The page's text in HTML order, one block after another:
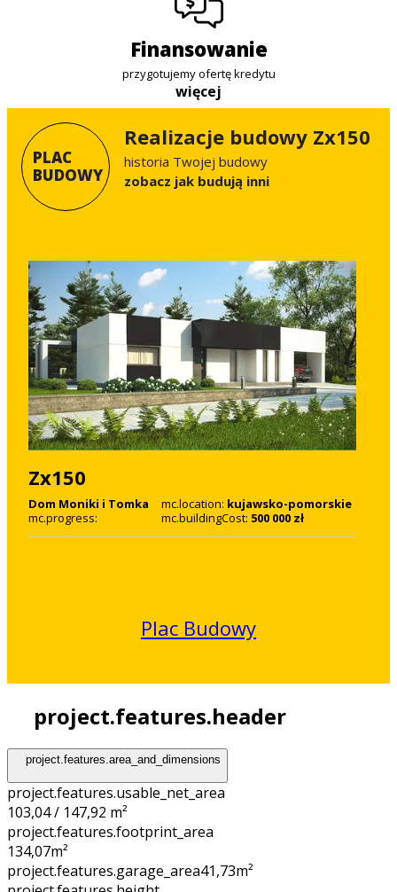
finansowanie
przygotujemy ofertę kredytu
więcej
PLAC
BUDOWY
Realizacje budowy Zx150
historia Twojej budowy
Zobacz jak budują inni
Zx150
Dom Moniki i Tomka
mc.progress:
mc.location: kujawsko-pomorskie
mc.buildingCost: 500 000 zł
Plac Budowy
project.features.header
project.features.area_and_dimensions
project.features.usable_net_area
103,04 / 147,92 m²
project.features.footprint_area
134,07m²
project.features.garage_area41,73m²